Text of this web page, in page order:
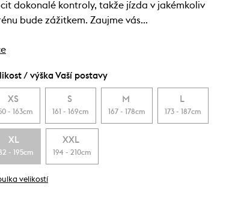
dokonalé kontroly, takže jízda v jakémkoliv
bude zážitkem. Zaujme vás…
/ výška Vaší postavy
XS
- 163cm
S
161 - 169cm
M
167 - 178cm
L
173 - 187cm
XL
- 195cm
XXL
194 - 210cm
velikostí